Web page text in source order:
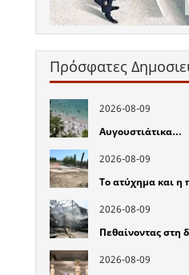
Πρόσφατες
2026-08-09
Αυγουστιάτικα…
2026-08-09
Το ατύχημα και η
2026-08-09
Πεθαίνοντας στη
2026-08-09